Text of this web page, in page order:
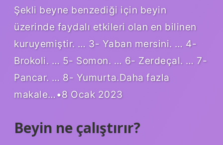
Şekli beyne benzediği için beyin
üzerinde faydalı etkileri olan en bilinen
kuruyemiştir. … 3- Yaban mersini. … 4-
Brokoli. … 5- Somon. … 6- Zerdeçal. … 7-
Pancar. … 8- Yumurta.Daha fazla
makale…•8 Ocak 2023
Beyin ne çalıştırır?